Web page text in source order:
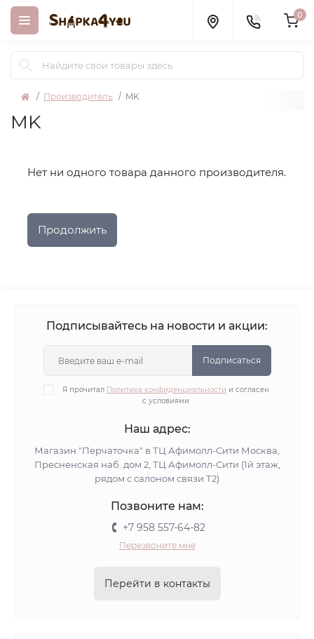
0
Производитель MK
MK
Нет ни одного товара данного производителя.
Продолжить
Подписывайтесь на новости и акции:
Подписаться
Я прочитал Политика конфиденциальности и согласен
с условиями
Наш адрес:
Магазин "Перчаточка" в ТЦ Афимолл-Сити Москва,
Пресненская наб. дом 2, ТЦ Афимолл-Сити (1й этаж,
рядом с салоном связи Т2)
Позвоните нам:
+7 958 557-64-82
Перезвоните мне
Перейти в контакты